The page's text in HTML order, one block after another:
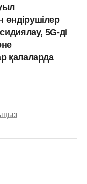
5G-ді
қалаларда